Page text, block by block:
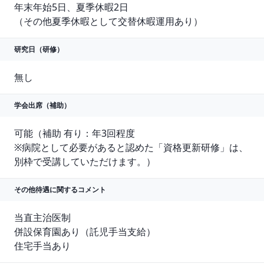
年末年始5日、夏季休暇2日
（その他夏季休暇として交替休暇運用あり）
研究日（研修）
無し
学会出席（補助）
可能（補助 有り：年3回程度
※病院として必要があると認めた「資格更新研修」は、
別枠で受講していただけます。）
その他待遇に関するコメント
当直主治医制
併設保育園あり（託児手当支給）
住宅手当あり